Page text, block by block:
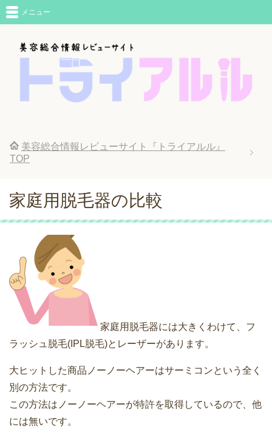
メニュー
美容総合情報レビューサイト『トライアルル』
TOP
家庭用脱毛器の比較
家庭用脱毛器には大きくわけて、フ
ラッシュ脱毛(IPL脱毛)とレーザーがあります。
大ヒットした商品ノーノーヘアーはサーミコンという全く
別の方法です。
この方法はノーノーヘアーが特許を取得しているので、他
には無いです。